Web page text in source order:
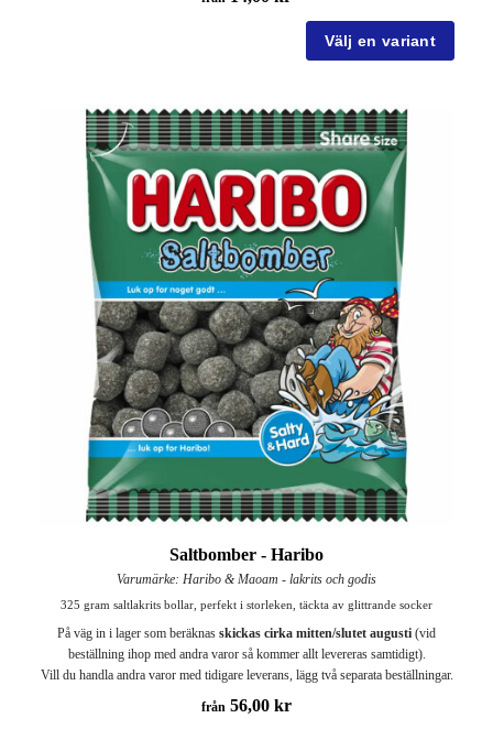
Saltbomber - Haribo
Varumärke: Haribo & Maoam - lakrits och godis
325 gram saltlakrits bollar, perfekt i storleken, täckta av glittrande socker
På väg in i lager som beräknas skickas cirka mitten/slutet augusti (vid
beställning ihop med andra varor så kommer allt levereras samtidigt).
Vill du handla andra varor med tidigare leverans, lägg två separata beställningar.
från 56,00 kr